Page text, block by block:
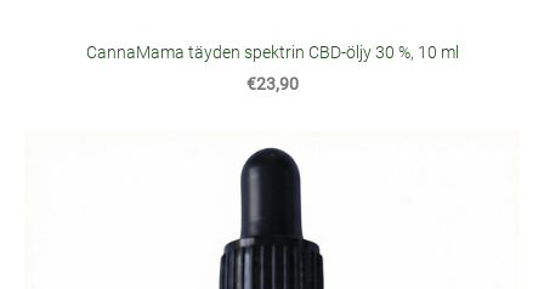
CannaMama täyden spektrin CBD-öljy 30 %, 10 ml
€23,90